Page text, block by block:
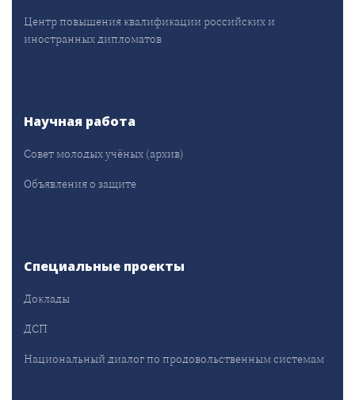
Центр повышения квалификации российских и
иностранных дипломатов
Научная работа
Совет молодых учёных (архив)
Объявления о защите
Специальные проекты
Доклады
ДСП
Национальный диалог по продовольственным системам